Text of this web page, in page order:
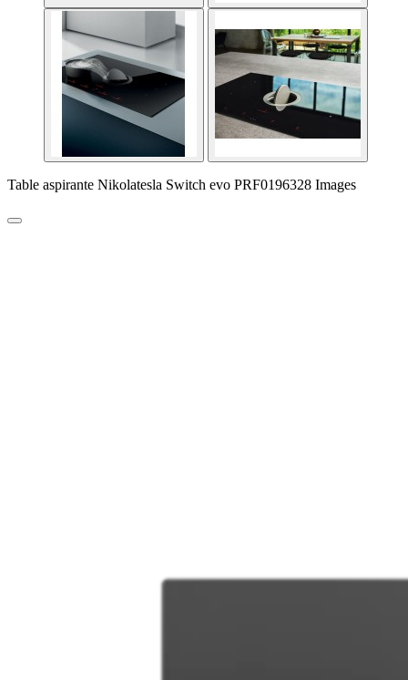
Table aspirante Nikolatesla Switch evo PRF0196328 Images